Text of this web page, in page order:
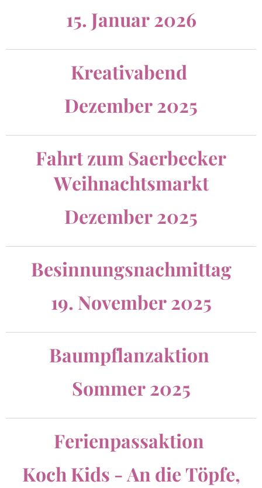
15. Januar 2026
Kreativabend
Dezember 2025
Fahrt zum Saerbecker
Weihnachtsmarkt
Dezember 2025
Besinnungsnachmittag
19. November 2025
Baumpflanzaktion
Sommer 2025
Ferienpassaktion
Koch Kids - An die Töpfe,